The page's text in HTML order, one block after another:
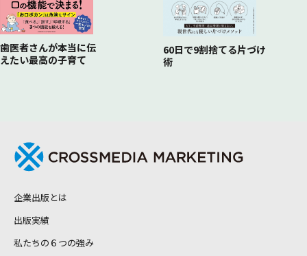
歯医者さんが本当に伝
えたい最高の子育て
60日で9割捨てる片づけ
術
企業出版とは
出版実績
私たちの６つの強み